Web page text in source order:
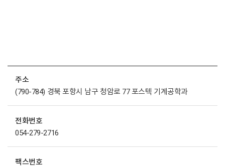
주소
(790-784) 경북 포항시 남구 청암로 77 포스텍 기계공학과
전화번호
054-279-2716
팩스번호